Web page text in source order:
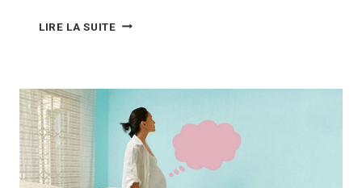
LIRE LA SUITELOGEMENT
NON-
CONFORMITÉ
QUE
FAIRE